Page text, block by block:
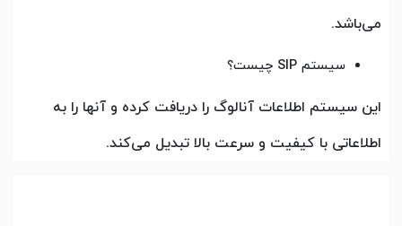
می‌باشد.
سیستم SIP چیست؟
این سیستم اطلاعات آنالوگ را دریافت کرده و آنها را به
اطلاعاتی با کیفیت و سرعت بالا تبدیل می‌کند.